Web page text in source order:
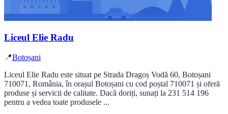
Liceul Elie Radu
📍Botoșani
Liceul Elie Radu este situat pe Strada Dragoș Vodă 60, Botoșani
710071, România, în orașul Botoșani cu cod poștal 710071 și oferă
produse și servicii de calitate. Dacă doriți, sunați la 231 514 196
pentru a vedea toate produsele ...